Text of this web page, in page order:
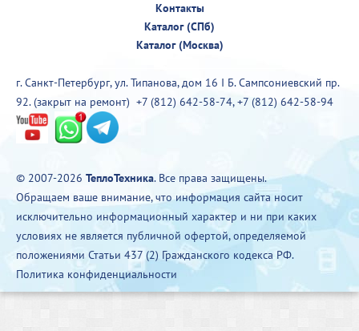
Контакты
Каталог (СПб)
Каталог (Москва)
г. Санкт-Петербург, ул. Типанова, дом 16 I Б. Сампсониевский пр.
92. (закрыт на ремонт) +7 (812) 642-58-74,+7 (812) 642-58-94
© 2007-2026 ТеплоТехника. Все права защищены.
Обращаем ваше внимание, что информация сайта носит
исключительно информационный характер и ни при каких
условиях не является публичной офертой, определяемой
положениями Статьи 437 (2) Гражданского кодекса РФ.
Политика конфиденциальности